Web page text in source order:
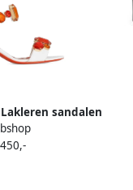
sandalen
Wit